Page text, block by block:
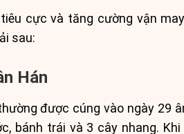
cực và tăng cường vận
sau:
Hán
được cúng vào ngày 29
bánh trái và 3 cây nhang.